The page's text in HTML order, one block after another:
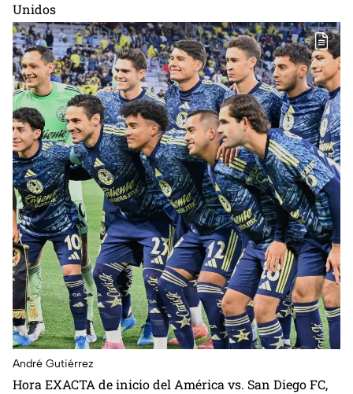
Unidos
André Gutiérrez
Hora EXACTA de inicio del América vs. San Diego FC,